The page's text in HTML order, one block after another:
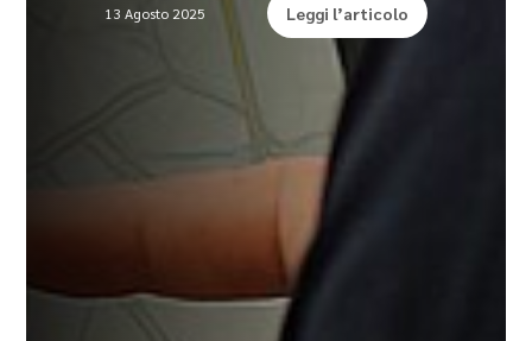
13 Agosto 2025 Leggi l’articolo